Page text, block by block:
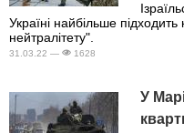
Україні найбільше
нейтралітету".
31.03.22 — 1628
У